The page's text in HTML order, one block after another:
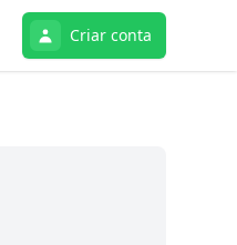
Criar conta